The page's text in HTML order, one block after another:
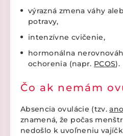
výrazná zmena váhy
potravy,
intenzívne cvičenie,
hormonálna
ochorenia (napr. PCOS).
Čo ak nemám
Absencia ovulácie (tzv.
znamená, že počas
nedošlo k uvoľneniu